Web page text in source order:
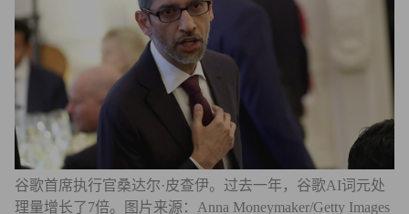
谷歌首席执行官桑达尔·皮查伊。过去一年，谷歌AI词元处
理量增长了7倍。图片来源：Anna Moneymaker/Getty Images